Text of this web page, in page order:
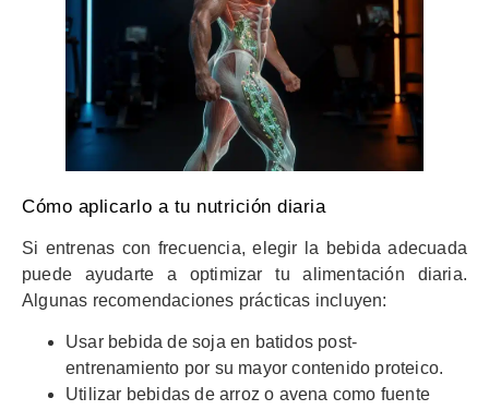
Cómo aplicarlo a tu nutrición diaria
Si entrenas con frecuencia, elegir la bebida adecuada
puede ayudarte a optimizar tu alimentación diaria.
Algunas recomendaciones prácticas incluyen:
Usar bebida de soja en batidos post-
entrenamiento por su mayor contenido proteico.
Utilizar bebidas de arroz o avena como fuente